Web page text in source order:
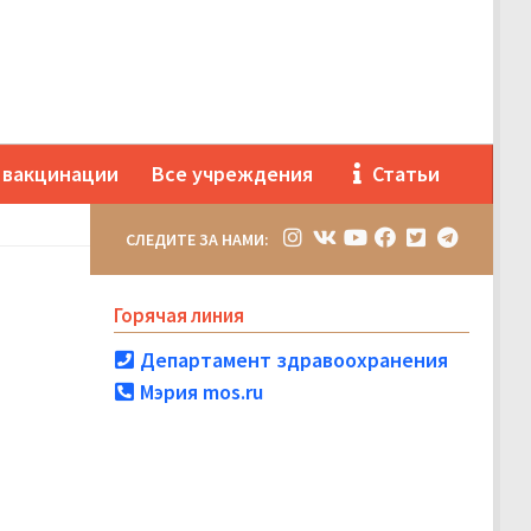
Все учреждения Статьи
СЛЕДИТЕ ЗА НАМИ:
Горячая линия
Департамент здравоохранения
Мэрия mos.ru